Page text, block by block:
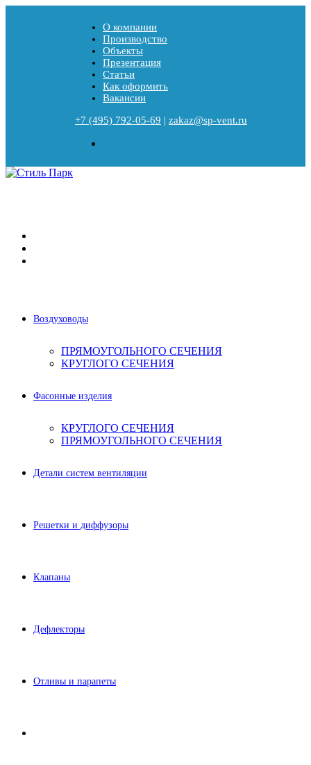
О компании
Производство
Объекты
Презентация
Статьи
Как оформить
Вакансии
+7 (495) 792-05-69 | zakaz@sp-vent.ru
Воздуховоды
ПРЯМОУГОЛЬНОГО СЕЧЕНИЯ
КРУГЛОГО СЕЧЕНИЯ
Фасонные изделия
КРУГЛОГО СЕЧЕНИЯ
ПРЯМОУГОЛЬНОГО СЕЧЕНИЯ
Детали систем вентиляции
Решетки и диффузоры
Клапаны
Дефлекторы
Отливы и парапеты